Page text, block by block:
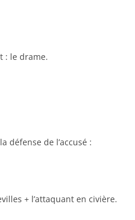
: le drame.
défense de l’accusé :
+ l’attaquant en civière.